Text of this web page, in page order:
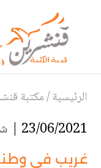
الرئيسية/مكتبة
23/06/2021 |
غريب في